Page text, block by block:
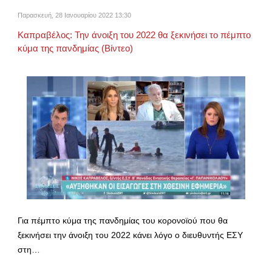
Παρασκευή, 28 Ιανουαρίου 2022 13:30
Καπραβέλος: Την άνοιξη του 2022 θα ξεκινήσει το πέμπτο
κύμα της πανδημίας (Βίντεο)
Για πέμπτο κύμα της πανδημίας του κορονοϊού που θα
ξεκινήσει την άνοιξη του 2022 κάνει λόγο ο διευθυντής ΕΣΥ
στη…